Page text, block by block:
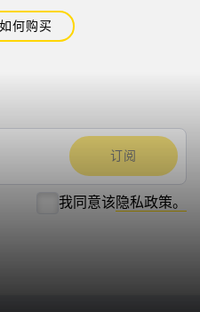
如何购买
我同意该隐私政策。